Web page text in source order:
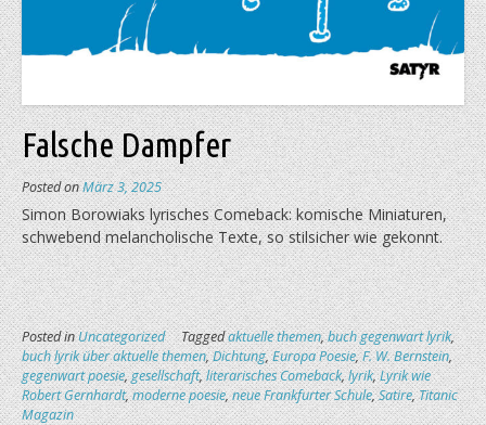
Falsche Dampfer
Posted onMärz 3, 2025
Simon Borowiaks lyrisches Comeback: komische Miniaturen,
schwebend melancholische Texte, so stilsicher wie gekonnt.
Posted inUncategorized Taggedaktuelle themen,buch gegenwart lyrik,
buch lyrik über aktuelle themen,Dichtung,Europa Poesie,F. W. Bernstein,
gegenwart poesie,gesellschaft,literarisches Comeback,lyrik,Lyrik wie
Robert Gernhardt,moderne poesie,neue Frankfurter Schule,Satire,Titanic
Magazin